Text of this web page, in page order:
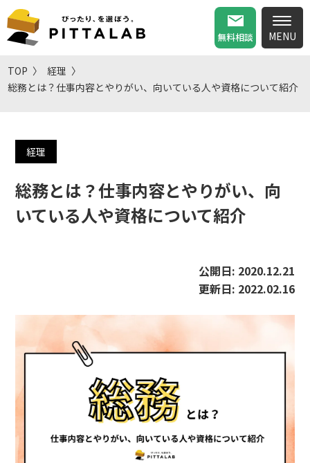
無料相談
TOP
経理
総務とは？仕事内容とやりがい、向いている人や資格について紹介
経理
総務とは？仕事内容とやりがい、向
いている人や資格について紹介
公開日: 2020.12.21
更新日: 2022.02.16